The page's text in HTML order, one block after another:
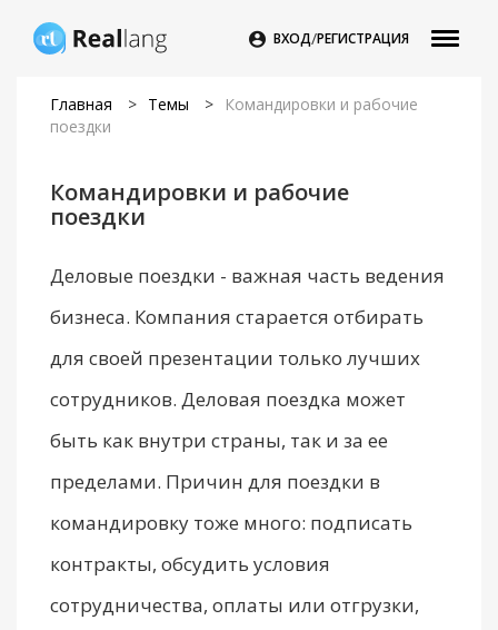
 ВХОД/РЕГИСТРАЦИЯ
Главная > Темы >
Командировки и рабочие
поездки
Командировки и рабочие
поездки
Деловые поездки - важная часть ведения
бизнеса. Компания старается отбирать
для своей презентации только лучших
сотрудников. Деловая поездка может
быть как внутри страны, так и за ее
пределами. Причин для поездки в
командировку тоже много: подписать
контракты, обсудить условия
сотрудничества, оплаты или отгрузки,